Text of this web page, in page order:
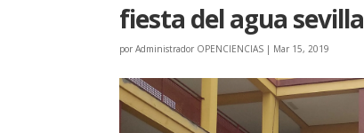
fiesta del agua sevilla
porAdministrador OPENCIENCIAS | Mar 15, 2019